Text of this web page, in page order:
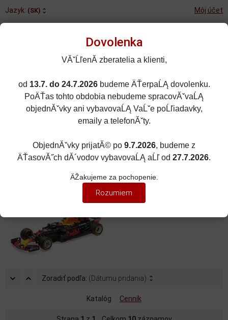
Jazyk: (SK) Môj účet
kusov
Rozšírené vyhľadávanie
Porovnané (0)
Obľúbené (0)
Zoradiť podľa: (Dátumu pridania)
Katalóg Cenník
Dovolenka
VĂˇĹľenĂ­ zberatelia a klienti,
od 13.7. do 24.7.2026budeme ÄŤerpaĹĄ dovolenku.
PoÄŤas tohto obdobia nebudeme spracovĂˇvaĹĄ
objednĂˇvky ani vybavovaĹĄ VaĹˇe poĹľiadavky,
emaily a telefonĂˇty.
ObjednĂˇvky prijatĂ© po 9.7.2026, budeme z
ÄŤasovĂ˝ch dĂ´vodov vybavovaĹĄ aĹľ od 27.7.2026.
ÄŽakujeme za pochopenie.
Rozumiem